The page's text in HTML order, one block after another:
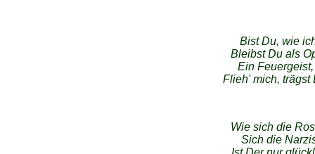
Bist Du, wie
Bleibst Du als
Ein
Flieh' mich, trägst
Wie sich die
Sich die